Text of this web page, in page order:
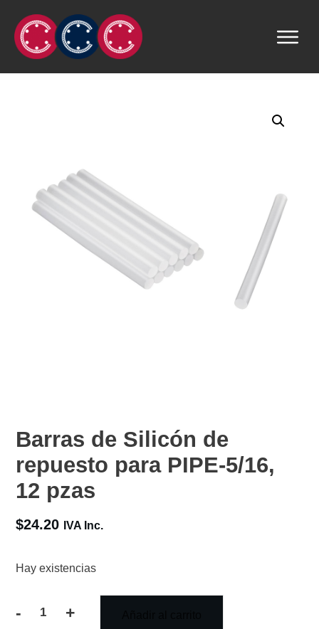
Barras de Silicón de
repuesto para PIPE-5/16,
12 pzas
$24.20 IVA Inc.
Hay existencias
- +